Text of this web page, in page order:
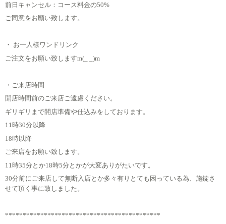
前日キャンセル：コース料金の50%
ご同意をお願い致します。
・ お一人様ワンドリンク
ご注文をお願い致しますm(_ _)m
・ご来店時間
開店時間前のご来店ご遠慮ください。
ギリギリまで開店準備や仕込みをしております。
11時30分以降
18時以降
ご来店をお願い致します。
11時35分とか18時5分とかが大変ありがたいです。
30分前にご来店して無断入店とか多々有りとても困っている為、施錠さ
せて頂く事に致しました。
********************************************